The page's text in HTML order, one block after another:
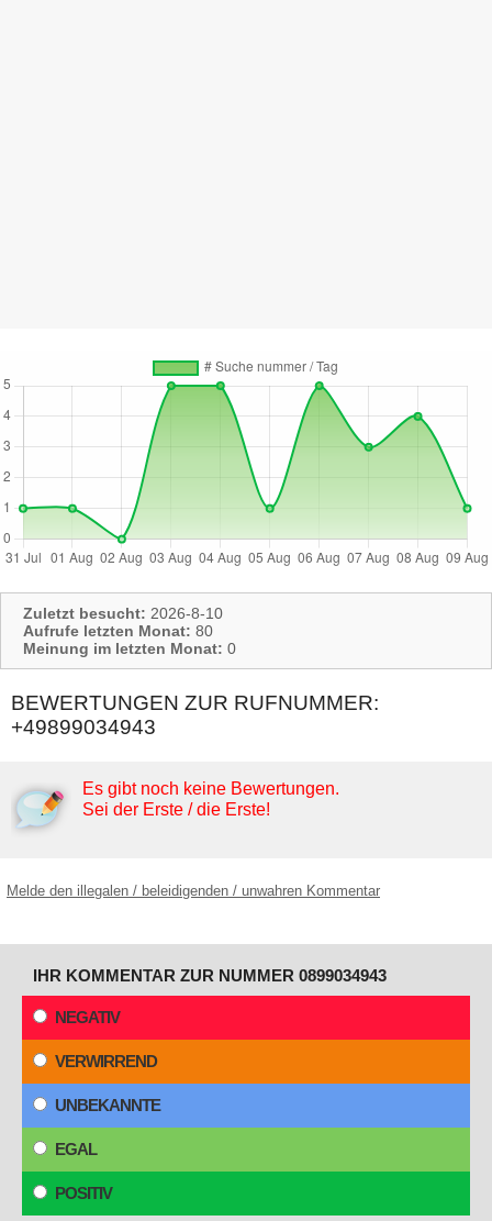
Zuletzt besucht: 2026-8-10
Aufrufe letzten Monat: 80
Meinung im letzten Monat: 0
BEWERTUNGEN ZUR RUFNUMMER:
+49899034943
Es gibt noch keine Bewertungen.
Sei der Erste / die Erste!
Melde den illegalen / beleidigenden / unwahren Kommentar
IHR KOMMENTAR ZUR NUMMER 0899034943
NEGATIV
VERWIRREND
UNBEKANNTE
EGAL
POSITIV